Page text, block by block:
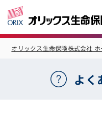
オリックス生命保険株式会社 ホ
よく